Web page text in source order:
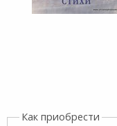
Как приобрести